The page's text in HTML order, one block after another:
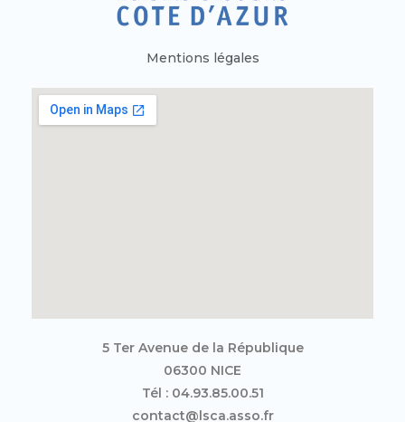
Mentions légales
5 Ter Avenue de la République
06300 NICE
Tél : 04.93.85.00.51
contact@lsca.asso.fr